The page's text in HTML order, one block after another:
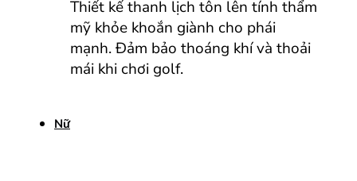
Thiết kế thanh lịch tôn lên tính thẩm
mỹ khỏe khoắn giành cho phái
mạnh. Đảm bảo thoáng khí và thoải
mái khi chơi golf.
Nữ